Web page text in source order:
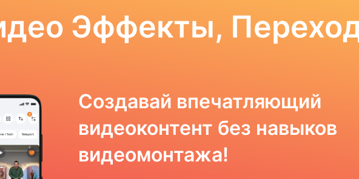
Эффекты,
Создавай впечатляющий
видеоконтент без навыков
видеомонтажа!